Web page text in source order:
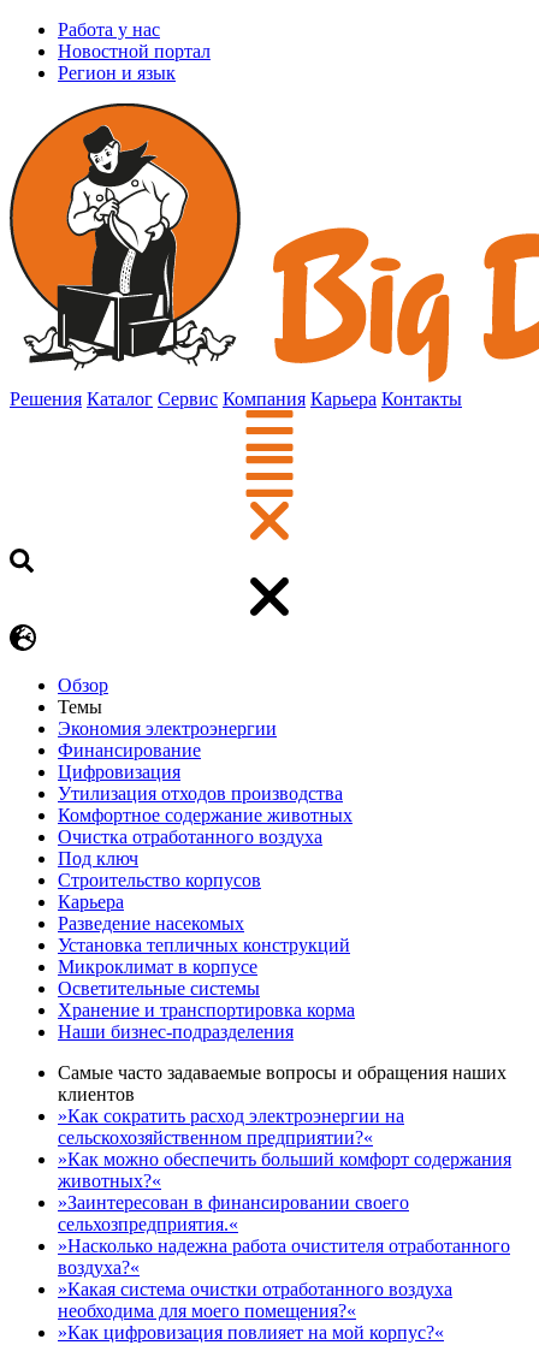
Работа у нас
Новостной портал
Регион и язык
Решения Каталог Сервис Компания Карьера Контакты
Обзор
Темы
Экономия электроэнергии
Финансирование
Цифровизация
Утилизация отходов производства
Комфортное содержание животных
Очистка отработанного воздуха
Под ключ
Строительство корпусов
Карьера
Разведение насекомых
Установка тепличных конструкций
Микроклимат в корпусе
Осветительные системы
Хранение и транспортировка корма
Наши бизнес-подразделения
Самые часто задаваемые вопросы и обращения наших
клиентов
»Как сократить расход электроэнергии на
сельскохозяйственном предприятии?«
»Как можно обеспечить больший комфорт содержания
животных?«
»Заинтересован в финансировании своего
сельхозпредприятия.«
»Насколько надежна работа очистителя отработанного
воздуха?«
»Какая система очистки отработанного воздуха
необходима для моего помещения?«
»Как цифровизация повлияет на мой корпус?«